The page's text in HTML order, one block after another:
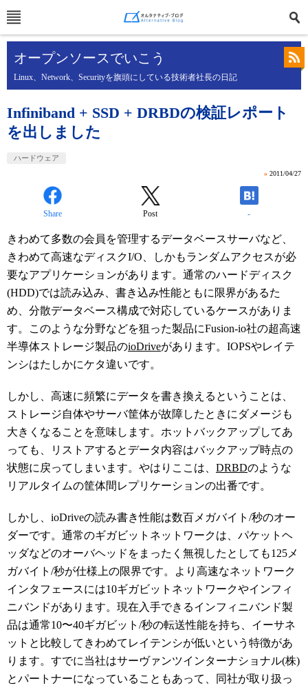
オープンソースでいこう
Linux、Network、Securityを旗頭にしている技術者社長の日記
Infiniband + SSD + DRBDの検証レポート
を出しました
ハードウェア
» 2011/04/27
Share Post -
きわめて多数の会員を管理するデータベースサーバなど、
きわめて高速なディスクI/O、しかもランダムアクセスが必
要なアプリケーションがあります。通常のハードディスク
(HDD)では読み込み、書き込み性能ともに限界があるた
め、分散データベース構成で対応しているケースがありま
す。このような分野などを狙った製品にFusion-io社の超高速
半導体ストレージ製品のioDriveがあります。IOPSやレイテ
ンシはたしかにケタ違いです。
しかし、高速に頻繁にデータを書き換えるということは、
ストレージ自体やサーバ筐体が故障したときにダメージも
大きくなることを意味します。ホットバックアップしてあ
っても、リストアするとデータ内容はバックアップ時点の
状態に戻ってしまいます。やはりここは、 DRBDのような
リアルタイムの筐体間レプリケーションの出番です。
しかし、ioDriveの読み書き性能は数百メガバイト/秒のオー
ダーです。通常のギガビットネットワークは、パケットヘ
ッダなどのオーバヘッドをまったく無視したとしても125メ
ガバイト/秒が仕様上の限界です。より高速なネットワーク
インタフェースには10ギガビットネットワークやインフィ
ニバンドがあります。現在入手できるインフィニバンド製
品は通常10〜40ギガビット/秒の転送性能を持ち、イーサネ
ットと比較してきわめてレイテンシが低いという特徴があ
ります。すでに当社はサーヴァンツインターナショナル(株)
とパートナーになっていることもあって、同社が取り扱っ